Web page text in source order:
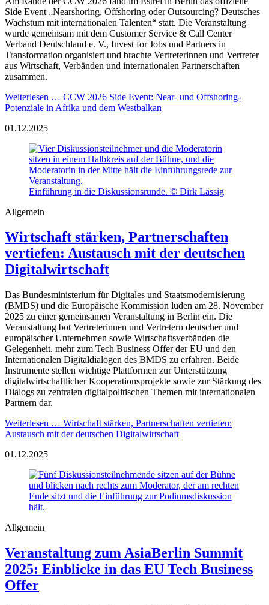
Side Event „Nearshoring, Offshoring oder Outsourcing? Deutsches
Wachstum mit internationalen Talenten“ statt. Die Veranstaltung
wurde gemeinsam mit dem Customer Service & Call Center
Verband Deutschland e. V., Invest for Jobs und Partners in
Transformation organisiert und brachte Vertreterinnen und Vertreter
aus Wirtschaft, Verbänden und internationalen Partnerschaften
zusammen.
Weiterlesen … CCW 2026 Side Event: Near- und Offshoring-
Potenziale in Afrika und dem Westbalkan
01.12.2025
Einführung in die Diskussionsrunde. © Dirk Lässig
Allgemein
Wirtschaft stärken, Partnerschaften
vertiefen: Austausch mit der deutschen
Digitalwirtschaft
Das Bundesministerium für Digitales und Staatsmodernisierung
(BMDS) und die Europäische Kommission luden am 28. November
2025 zu einer gemeinsamen Veranstaltung in Berlin ein. Die
Veranstaltung bot Vertreterinnen und Vertretern deutscher und
europäischer Unternehmen sowie Wirtschaftsverbänden die
Gelegenheit, mehr zum Tech Business Offer der EU und den
Internationalen Digitaldialogen des BMDS zu erfahren. Beide
Instrumente stellen wichtige Plattformen zur Unterstützung
digitalwirtschaftlicher Kooperationsprojekte sowie zur Stärkung des
Dialogs zu zentralen digitalpolitischen Themen mit internationalen
Partnern dar.
Weiterlesen … Wirtschaft stärken, Partnerschaften vertiefen:
Austausch mit der deutschen Digitalwirtschaft
01.12.2025
Allgemein
Veranstaltung zum AsiaBerlin Summit
2025: Einblicke in das EU Tech Business
Offer